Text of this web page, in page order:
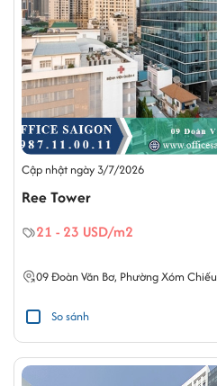
Cập nhật ngày 3/7/2026
Ree Tower
21 - 23 USD/m2
09Đoàn Văn Bơ, Phường Xóm Chiếu
So sánh